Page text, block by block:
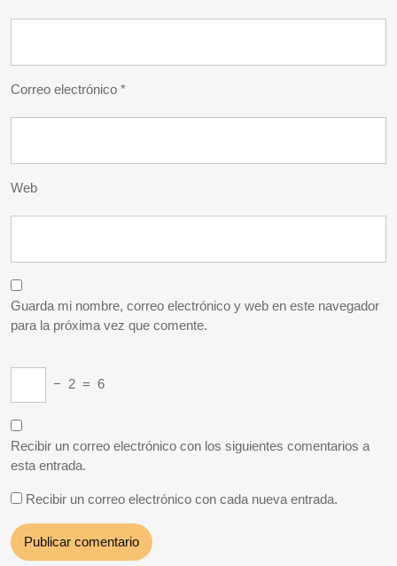
Correo electrónico *
Web
Guarda mi nombre, correo electrónico y web en este navegador
para la próxima vez que comente.
− 2 = 6
Recibir un correo electrónico con los siguientes comentarios a
esta entrada.
Recibir un correo electrónico con cada nueva entrada.